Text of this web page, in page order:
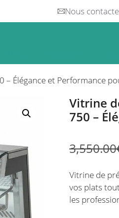
Nous
Élégance et Performance
Vitrine
750 –
3,550.00
Vitrine de
vos plats
les